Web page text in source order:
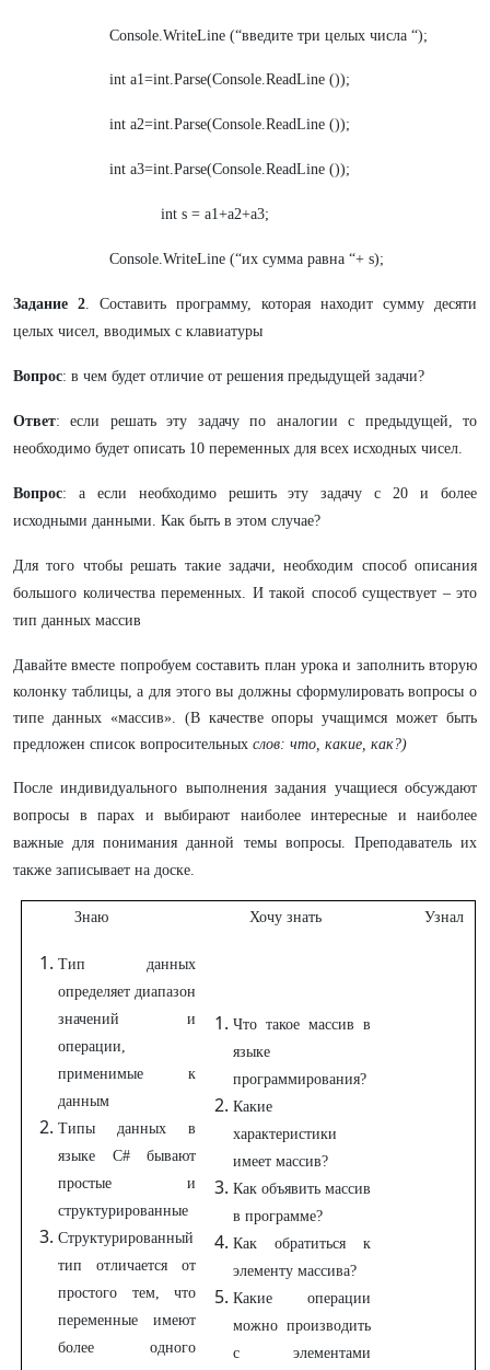
Console.WriteLine (“введите три целых числа “);
int a1=int.Parse(Console.ReadLine ());
int a2=int.Parse(Console.ReadLine ());
int a3=int.Parse(Console.ReadLine ());
int s = a1+a2+a3;
Console.WriteLine (“их сумма равна “+ s);
Задание 2. Составить программу, которая находит сумму десяти
целых чисел, вводимых с клавиатуры
Вопрос: в чем будет отличие от решения предыдущей задачи?
Ответ: если решать эту задачу по аналогии с предыдущей, то
необходимо будет описать 10 переменных для всех исходных чисел.
Вопрос: а если необходимо решить эту задачу с 20 и более
исходными данными. Как быть в этом случае?
Для того чтобы решать такие задачи, необходим способ описания
большого количества переменных. И такой способ существует – это
тип данных массив
Давайте вместе попробуем составить план урока и заполнить вторую
колонку таблицы, а для этого вы должны сформулировать вопросы о
типе данных «массив». (В качестве опоры учащимся может быть
предложен список вопросительных слов: что, какие, как?)
После индивидуального выполнения задания учащиеся обсуждают
вопросы в парах и выбирают наиболее интересные и наиболее
важные для понимания данной темы вопросы. Преподаватель их
также записывает на доске.
Знаю Хочу знать Узнал
Тип данных
определяет диапазон
значений и
операции,
применимые к
данным
Типы данных в
языке C# бывают
простые и
структурированные
Структурированный
тип отличается от
простого тем, что
переменные имеют
более одного
Что такое массив в
языке
программирования?
Какие
характеристики
имеет массив?
Как объявить массив
в программе?
Как обратиться к
элементу массива?
Какие операции
можно производить
с элементами